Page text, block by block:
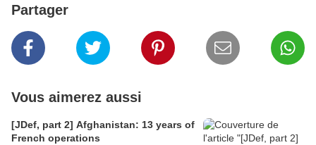
Partager
Vous aimerez aussi
[JDef, part 2] Afghanistan: 13 years of
French operations